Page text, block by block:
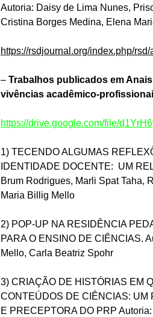
Autoria: Daisy de Lima Nunes,
Cristina Borges Medina, Elena
https://rsdjournal.org/index.php/
– Trabalhos publicados em
vivências acadêmico-
https://drive.google.com/file/
1) TECENDO ALGUMAS
IDENTIDADE DOCENTE: UM
Brum Rodrigues, Marli Spat Taha,
Maria Billig Mello
2) POP-UP NA RESIDÊNCIA
PARA O ENSINO DE CIÊNCIAS.
Mello, Carla Beatriz Spohr
3) CRIAÇÃO DE HISTÓRIAS EM
CONTEÚDOS DE CIÊNCIAS: UM
E PRECEPTORA DO PRP